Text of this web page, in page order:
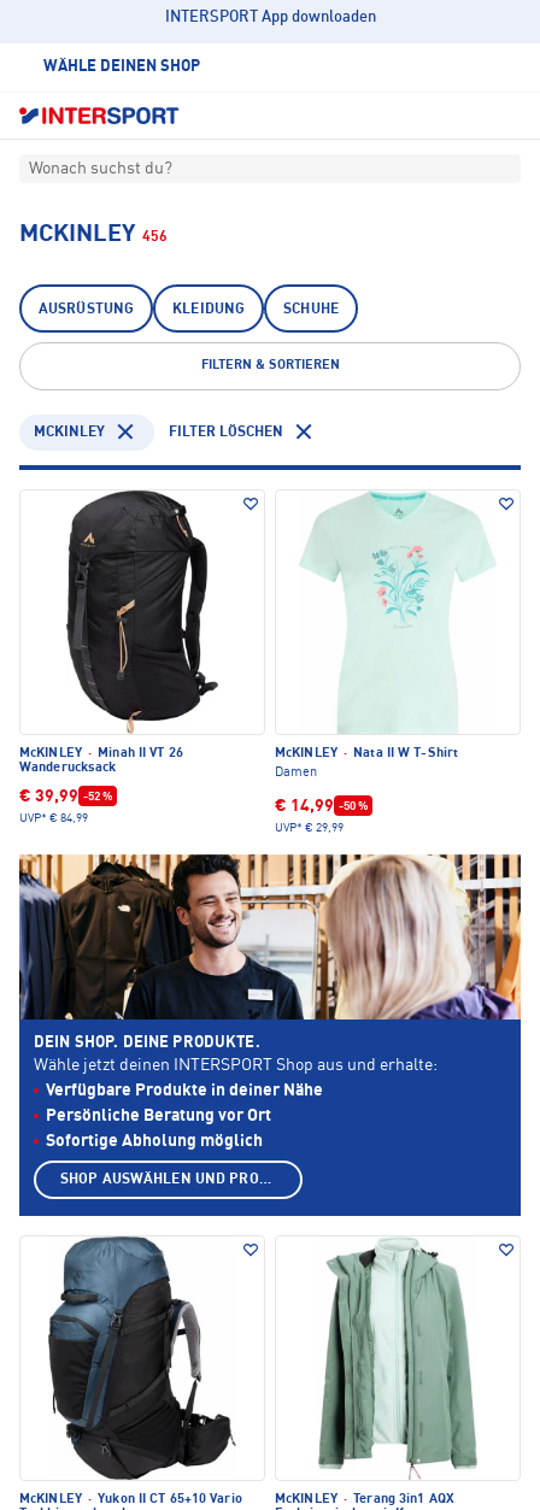
INTERSPORT App downloaden
WÄHLE DEINEN SHOP
Wonach suchst du?
MCKINLEY 456
AUSRÜSTUNG KLEIDUNG SCHUHE
FILTERN & SORTIEREN
MCKINLEY FILTER LÖSCHEN
McKINLEY ·
Minah II VT 26
Wanderucksack
€ 39,99 -52 %
UVP* € 84,99
McKINLEY ·
Nata II W T-Shirt
Damen
€ 14,99 -50 %
UVP* € 29,99
McKINLEY · Yukon II CT 65+10 Vario
McKINLEY ·
Terang 3in1 AQX
DEIN SHOP. DEINE PRODUKTE.
Wähle jetzt deinen INTERSPORT Shop aus und erhalte:
Verfügbare Produkte in deiner Nähe
Persönliche Beratung vor Ort
Sofortige Abholung möglich
SHOP AUSWÄHLEN UND PRODUKTE ANZEIGEN